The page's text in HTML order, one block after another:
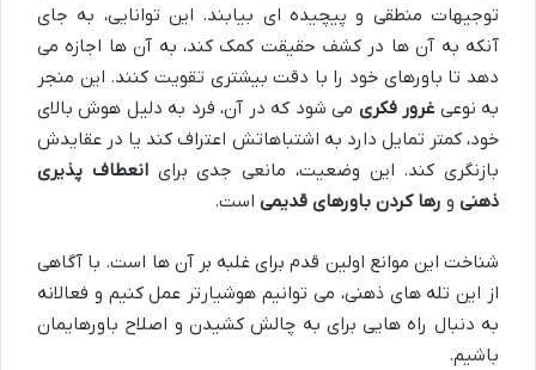
توجیهات منطقی و پیچیده ای بیابند. این توانایی، به جای
آنکه به آن ها در کشف حقیقت کمک کند، به آن ها اجازه می
دهد تا باورهای خود را با دقت بیشتری تقویت کنند. این منجر
به نوعی غرور فکری می شود که در آن، فرد به دلیل هوش بالای
خود، کمتر تمایل دارد به اشتباهاتش اعتراف کند یا در عقایدش
بازنگری کند. این وضعیت، مانعی جدی برایانعطاف پذیری
ذهنی و رها کردن باورهای قدیمی است.
شناخت این موانع اولین قدم برای غلبه بر آن ها است. با آگاهی
از این تله های ذهنی، می توانیم هوشیارتر عمل کنیم و فعالانه
به دنبال راه هایی برای به چالش کشیدن و اصلاح باورهایمان
باشیم.